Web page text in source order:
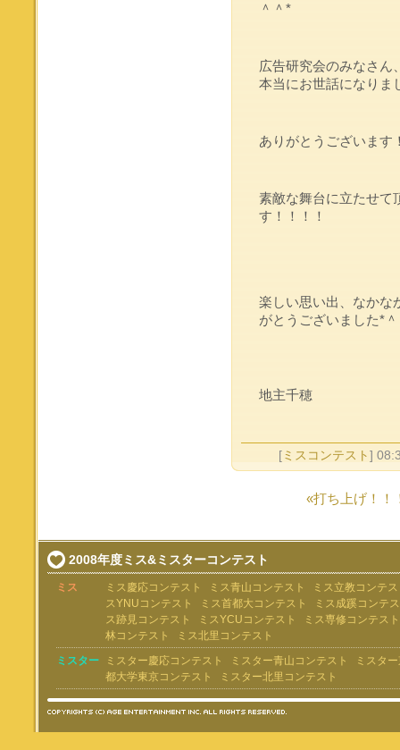
＾＾*
広告研究会のみなさん
本当にお世話になりま
ありがとうございます
素敵な舞台に立たせて
す！！！！
楽しい思い出、なかな
がとうございました*
地主千穂
[ ミスコンテスト ]
«打ち上げ！！
2008年度ミス&ミスターコンテスト
ミス ミス慶応コンテスト ミス青山コンテスト
ミス立教コンテ
スYNUコンテスト
ミス首都大コンテスト
ミス成蹊コンテ
ス跡見コンテスト
ミスYCUコンテスト
ミス専修コンテスト
林コンテスト
ミス北里コンテスト
ミスター
ミスター慶応コンテスト ミスター青山コンテスト
ミスタ
都大学東京コンテスト
ミスター北里コンテスト